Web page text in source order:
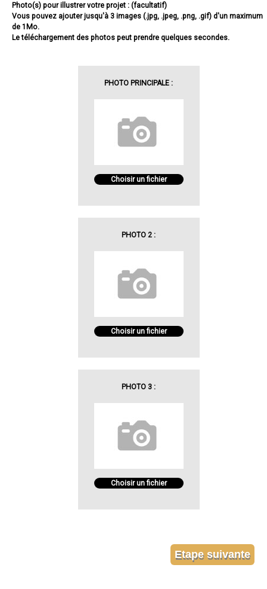
Photo(s) pour illustrer votre projet : (facultatif)
Vous pouvez ajouter jusqu'à 3 images (.jpg, .jpeg, .png, .gif) d'un maximum
de 1Mo.
Le téléchargement des photos peut prendre quelques secondes.
PHOTO PRINCIPALE :
Choisir un fichier
PHOTO 2 :
Choisir un fichier
PHOTO 3 :
Choisir un fichier